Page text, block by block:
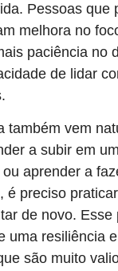
Pessoas que
melhora no
paciência no
de lidar
também vem
a subir em
aprender a
é preciso
de novo. Esse
uma resiliência
são muito